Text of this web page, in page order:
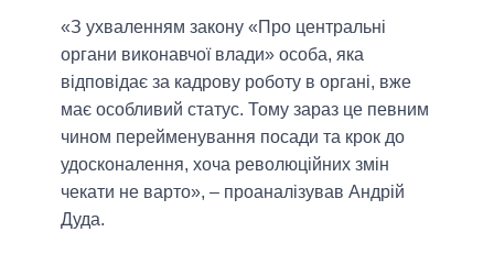
«З ухваленням закону «Про центральні
органи виконавчої влади» особа, яка
відповідає за кадрову роботу в органі, вже
має особливий статус. Тому зараз це певним
чином перейменування посади та крок до
удосконалення, хоча революційних змін
чекати не варто», – проаналізував Андрій
Дуда.